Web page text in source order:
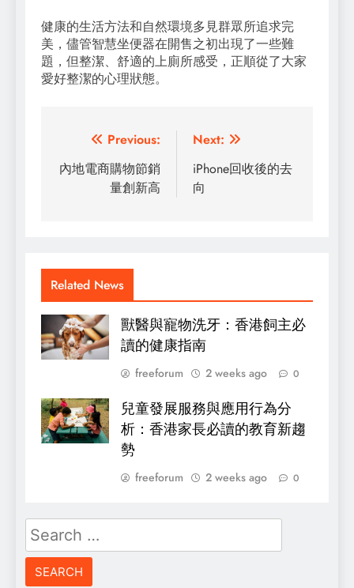
健康的生活方法和自然環境多見群眾所追求完
美，儘管智慧坐便器在開售之初出現了一些難
題，但整潔、舒適的上廁所感受，正順從了大家
愛好整潔的心理狀態。
Post
navigation
Previous:
內地電商購物節銷
量創新高
Next:
iPhone回收後的去
向
Related News
獸醫與寵物洗牙：香港飼主必
讀的健康指南
freeforum 2 weeks ago 0
兒童發展服務與應用行為分
析：香港家長必讀的教育新趨
勢
freeforum 2 weeks ago 0
Search
for: